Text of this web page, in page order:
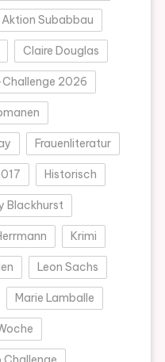
Aktion Subabbau
Claire Douglas
2026
Frauenliteratur
Historisch
Blackhurst
Krimi
Leon Sachs
Marie Lamballe